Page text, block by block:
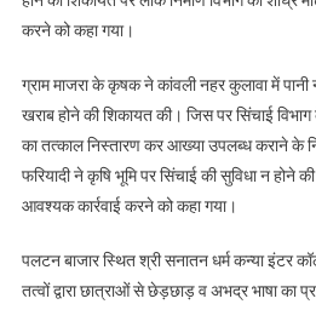
करने को कहा गया।
ग्राम माजरा के कृषक ने कांवली नहर कुलावा में
खराब होने की शिकायत की। जिस पर सिंचाई
का तत्काल निस्तारण कर आख्या उपलब्ध कराने के
फरियादी ने कृषि भूमि पर सिंचाई की सुविधा न होने
आवश्यक कार्रवाई करने को कहा गया।
पलटन बाजार स्थित श्री सनातन धर्म कन्या इंटर
तत्वों द्वारा छात्राओं से छेड़छाड़ व अभद्र भाषा का